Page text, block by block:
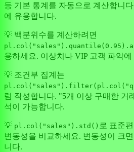
등 기본 통계를 자동으로 계산합니
에 유용합니다.
💡 백분위수를 계산하려면
용하세요. 이상치나 VIP 고객 파악에
💡 조건부 집계는
럼 작성합니다. "5개 이상 구매한 거
석이 가능합니다.
💡 pl.col("sales").std() 로 표준
변동성을 비교하세요. 변동성이 크
니다.